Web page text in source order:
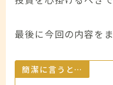
最後に今回の内容を
簡潔に言うと…